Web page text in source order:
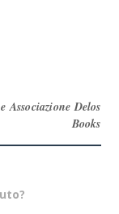
Delos
Books